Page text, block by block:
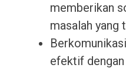
memberikan
masalah yang
efektif dengan